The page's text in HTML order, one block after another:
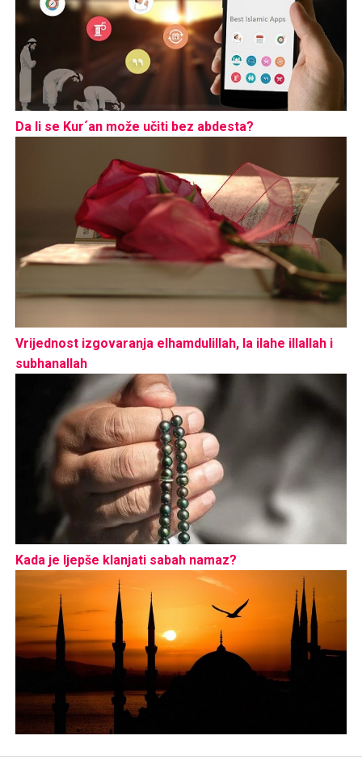
Da li se Kur´an može učiti bez abdesta?
Vrijednost izgovaranja elhamdulillah, la ilahe illallah i
subhanallah
Kada je ljepše klanjati sabah namaz?